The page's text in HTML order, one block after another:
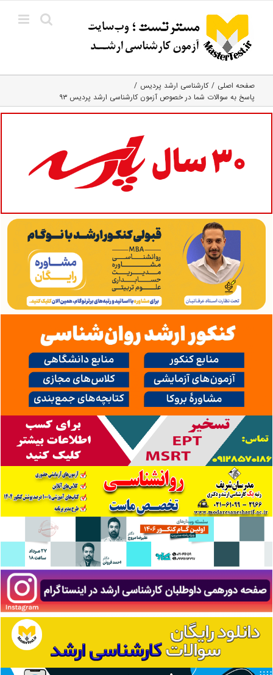
content
صفحه اصلی
کارشناسی ارشد پردیس
پاسخ به سوالات شما در خصوص آزمون کارشناسی ارشد پردیس ۹۳